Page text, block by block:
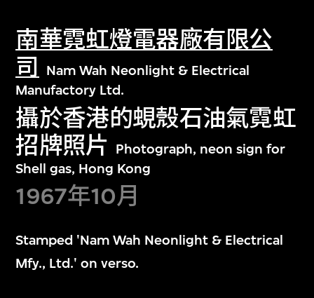
南華霓虹燈電器廠有限公
司
Nam Wah Neonlight & Electrical
Manufactory Ltd.
攝於香港的蜆殼石油氣霓虹
招牌照片 Photograph, neon sign for
Shell gas, Hong Kong
1967年10月
Stamped 'Nam Wah Neonlight & Electrical
Mfy., Ltd.' on verso.